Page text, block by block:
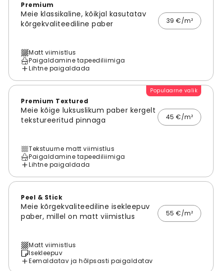
Premium
Meie klassikaline, kõikjal kasutatav
kõrgekvaliteediline paber
39 €/m²
Matt viimistlus
Paigaldamine tapeediliimiga
Lihtne paigaldada
Populaarne valik
Premium Textured
Meie kõige luksuslikum paber kergelt
tekstureeritud pinnaga
45 €/m²
Tekstuurne matt viimistlus
Paigaldamine tapeediliimiga
Lihtne paigaldada
Peel & Stick
Meie kõrgekvaliteediline isekleepuv
paber, millel on matt viimistlus
55 €/m²
Matt viimistlus
Isekleepuv
Eemaldatav ja hõlpsasti paigaldatav